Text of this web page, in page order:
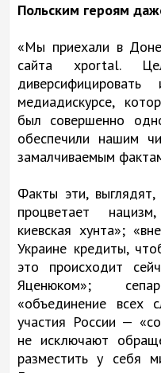
Польским героям
«Мы приехали в
сайта xportal.
медиадискурсе,
был совершенно
обеспечили нашим
замалчиваемым
Факты эти,
процветает
киевская хунта»;
Украине кредиты,
это происходит
Яценюком»;
«объединение всех
участия России —
не исключают
разместить у себя